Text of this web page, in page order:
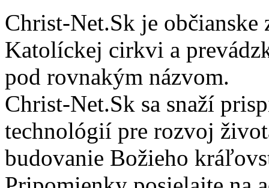
Christ-Net.Sk je
Katolíckej cirkvi a
pod rovnakým názvom.
Christ-Net.Sk sa snaží
technológií pre rozvoj
budovanie Božieho